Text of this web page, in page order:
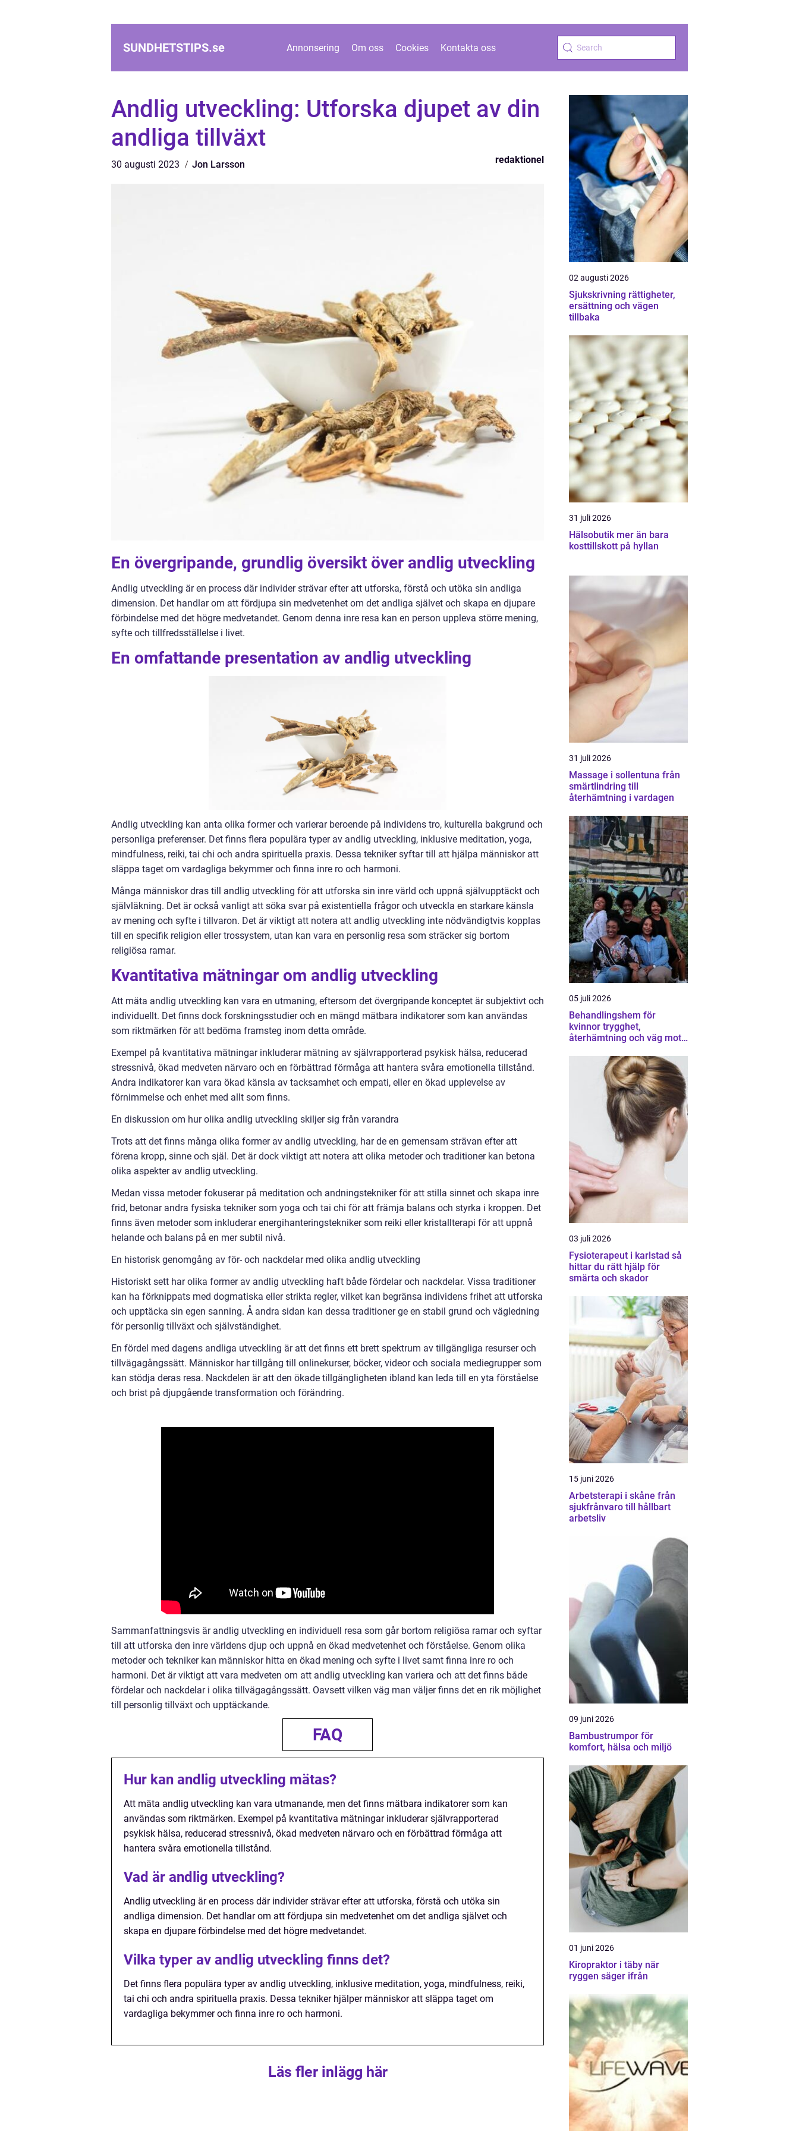
SUNDHETSTIPS.se Annonsering Om oss Cookies Kontakta oss
Andlig utveckling: Utforska djupet av din
andliga tillväxt
30 augusti 2023 Jon Larsson redaktionel
En övergripande, grundlig översikt över andlig utveckling
Andlig utveckling är en process där individer strävar efter att utforska, förstå och utöka sin andliga
dimension. Det handlar om att fördjupa sin medvetenhet om det andliga självet och skapa en djupare
förbindelse med det högre medvetandet. Genom denna inre resa kan en person uppleva större mening,
syfte och tillfredsställelse i livet.
En omfattande presentation av andlig utveckling
Andlig utveckling kan anta olika former och varierar beroende på individens tro, kulturella bakgrund och
personliga preferenser. Det finns flera populära typer av andlig utveckling, inklusive meditation, yoga,
mindfulness, reiki, tai chi och andra spirituella praxis. Dessa tekniker syftar till att hjälpa människor att
släppa taget om vardagliga bekymmer och finna inre ro och harmoni.
Många människor dras till andlig utveckling för att utforska sin inre värld och uppnå självupptäckt och
självläkning. Det är också vanligt att söka svar på existentiella frågor och utveckla en starkare känsla
av mening och syfte i tillvaron. Det är viktigt att notera att andlig utveckling inte nödvändigtvis kopplas
till en specifik religion eller trossystem, utan kan vara en personlig resa som sträcker sig bortom
religiösa ramar.
Kvantitativa mätningar om andlig utveckling
Att mäta andlig utveckling kan vara en utmaning, eftersom det övergripande konceptet är subjektivt och
individuellt. Det finns dock forskningsstudier och en mängd mätbara indikatorer som kan användas
som riktmärken för att bedöma framsteg inom detta område.
Exempel på kvantitativa mätningar inkluderar mätning av självrapporterad psykisk hälsa, reducerad
stressnivå, ökad medveten närvaro och en förbättrad förmåga att hantera svåra emotionella tillstånd.
Andra indikatorer kan vara ökad känsla av tacksamhet och empati, eller en ökad upplevelse av
förnimmelse och enhet med allt som finns.
En diskussion om hur olika andlig utveckling skiljer sig från varandra
Trots att det finns många olika former av andlig utveckling, har de en gemensam strävan efter att
förena kropp, sinne och själ. Det är dock viktigt att notera att olika metoder och traditioner kan betona
olika aspekter av andlig utveckling.
Medan vissa metoder fokuserar på meditation och andningstekniker för att stilla sinnet och skapa inre
frid, betonar andra fysiska tekniker som yoga och tai chi för att främja balans och styrka i kroppen. Det
finns även metoder som inkluderar energihanteringstekniker som reiki eller kristallterapi för att uppnå
helande och balans på en mer subtil nivå.
En historisk genomgång av för- och nackdelar med olika andlig utveckling
Historiskt sett har olika former av andlig utveckling haft både fördelar och nackdelar. Vissa traditioner
kan ha förknippats med dogmatiska eller strikta regler, vilket kan begränsa individens frihet att utforska
och upptäcka sin egen sanning. Å andra sidan kan dessa traditioner ge en stabil grund och vägledning
för personlig tillväxt och självständighet.
En fördel med dagens andliga utveckling är att det finns ett brett spektrum av tillgängliga resurser och
tillvägagångssätt. Människor har tillgång till onlinekurser, böcker, videor och sociala mediegrupper som
kan stödja deras resa. Nackdelen är att den ökade tillgängligheten ibland kan leda till en yta förståelse
och brist på djupgående transformation och förändring.
Sammanfattningsvis är andlig utveckling en individuell resa som går bortom religiösa ramar och syftar
till att utforska den inre världens djup och uppnå en ökad medvetenhet och förståelse. Genom olika
metoder och tekniker kan människor hitta en ökad mening och syfte i livet samt finna inre ro och
harmoni. Det är viktigt att vara medveten om att andlig utveckling kan variera och att det finns både
fördelar och nackdelar i olika tillvägagångssätt. Oavsett vilken väg man väljer finns det en rik möjlighet
till personlig tillväxt och upptäckande.
FAQ
Hur kan andlig utveckling mätas?
Att mäta andlig utveckling kan vara utmanande, men det finns mätbara indikatorer som kan
användas som riktmärken. Exempel på kvantitativa mätningar inkluderar självrapporterad
psykisk hälsa, reducerad stressnivå, ökad medveten närvaro och en förbättrad förmåga att
hantera svåra emotionella tillstånd.
Vad är andlig utveckling?
Andlig utveckling är en process där individer strävar efter att utforska, förstå och utöka sin
andliga dimension. Det handlar om att fördjupa sin medvetenhet om det andliga självet och
skapa en djupare förbindelse med det högre medvetandet.
Vilka typer av andlig utveckling finns det?
Det finns flera populära typer av andlig utveckling, inklusive meditation, yoga, mindfulness, reiki,
tai chi och andra spirituella praxis. Dessa tekniker hjälper människor att släppa taget om
vardagliga bekymmer och finna inre ro och harmoni.
Läs fler inlägg här
02 augusti 2026
Sjukskrivning rättigheter,
ersättning och vägen
tillbaka
31 juli 2026
Hälsobutik mer än bara
kosttillskott på hyllan
31 juli 2026
Massage i sollentuna från
smärtlindring till
återhämtning i vardagen
05 juli 2026
Behandlingshem för
kvinnor trygghet,
återhämtning och väg mot
03 juli 2026
Fysioterapeut i karlstad så
hittar du rätt hjälp för
smärta och skador
15 juni 2026
Arbetsterapi i skåne från
sjukfrånvaro till hållbart
arbetsliv
09 juni 2026
Bambustrumpor för
komfort, hälsa och miljö
01 juni 2026
Kiropraktor i täby när
ryggen säger ifrån